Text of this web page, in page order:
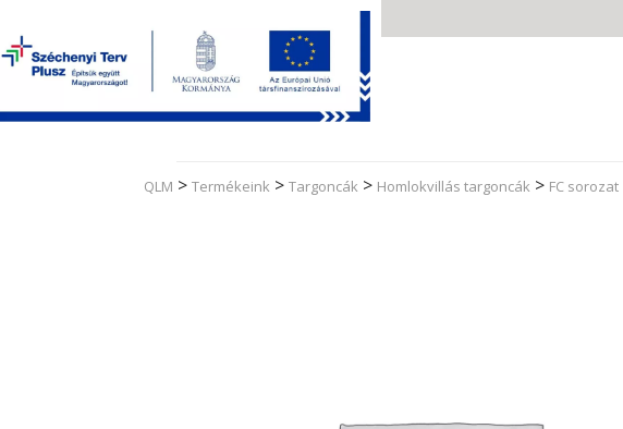
to
content
QLM > Termékeink > Targoncák > Homlokvillás targoncák > FC sorozat